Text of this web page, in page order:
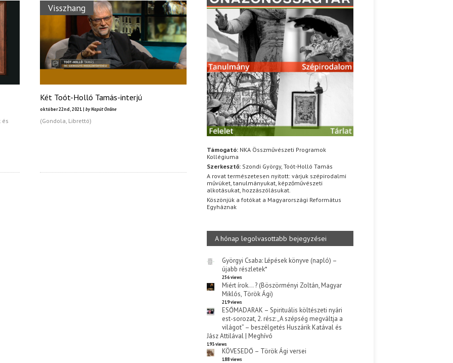
és
Visszhang
Két Toót-Holló Tamás-interjú
október 22nd, 2021 | by Napút Online
(Gondola, Librettó)
Támogató: NKA Összművészeti Programok
Kollégiuma
Szerkesztő: Szondi György, Toót-Holló Tamás
A rovat természetesen nyitott: várjuk szépirodalmi
művüket, tanulmányukat, képzőművészeti
alkotásukat, hozzászólásukat.
Köszönjük a fotókat a Magyarországi Református
Egyháznak
A hónap legolvasottabb bejegyzései
Györgyi Csaba: Lépések könyve (napló) –
újabb részletek*
256 views
Miért írok… ? (Böszörményi Zoltán, Magyar
Miklós, Török Ági)
219 views
ESŐMADARAK – Spirituális költészeti nyári
est-sorozat, 2. rész: „A szépség megváltja a
világot” – beszélgetés Huszárik Katával és
Jász Attilával | Meghívó
193 views
KÖVESEDŐ – Török Ági versei
188 views